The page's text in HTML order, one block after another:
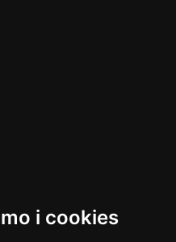
i cookies